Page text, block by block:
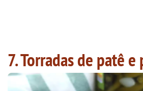
7. Torradas de patê e